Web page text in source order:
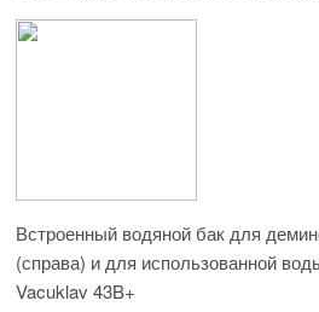
Встроенный водяной бак для
(справа) и для использованной
Vacuklav 43B+